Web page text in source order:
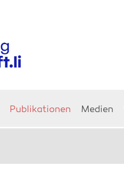
Publikationen Medien